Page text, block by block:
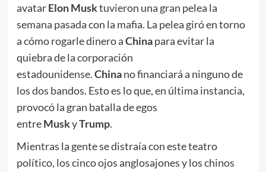
avatarElon Musktuvieron una gran pelea la
semana pasada con la mafia. La pelea giró en torno
a cómo rogarle dinero aChinapara evitar la
quiebra de la corporación
estadounidense.Chinano financiará a ninguno de
los dos bandos. Esto es lo que, en última instancia,
provocó la gran batalla de egos
entreMuskyTrump.
Mientras la gente se distraía con este teatro
político, los cinco ojos anglosajones y los chinos